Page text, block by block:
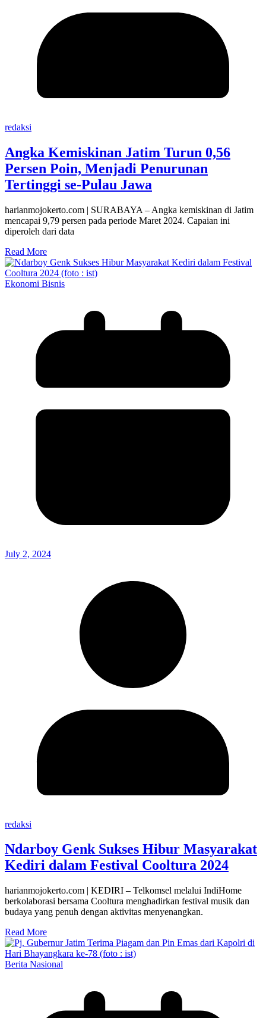
redaksi
Angka Kemiskinan Jatim Turun 0,56
Persen Poin, Menjadi Penurunan
Tertinggi se-Pulau Jawa
harianmojokerto.com | SURABAYA – Angka kemiskinan di Jatim
mencapai 9,79 persen pada periode Maret 2024. Capaian ini
diperoleh dari data
Read More
Ekonomi Bisnis
July 2, 2024
redaksi
Ndarboy Genk Sukses Hibur Masyarakat
Kediri dalam Festival Cooltura 2024
harianmojokerto.com | KEDIRI – Telkomsel melalui IndiHome
berkolaborasi bersama Cooltura menghadirkan festival musik dan
budaya yang penuh dengan aktivitas menyenangkan.
Read More
Berita Nasional